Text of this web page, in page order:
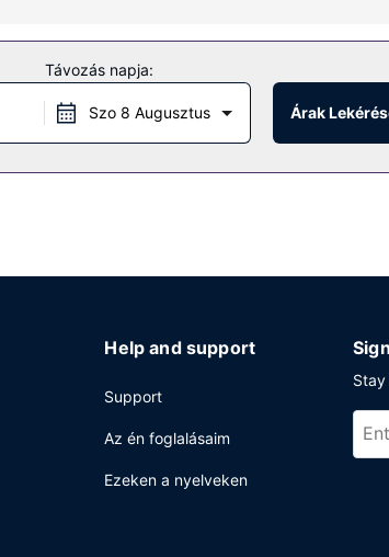
kilátásban. Ha viszont kicsit aktívabb
lehetőség. A hotel kiegészítő
foglalása.
rendelkezésére áll, de ha valaki a szobájában
Távozás napja:
Szo 8 Augusztus Árak
Help and support
Support
Az én foglalásaim
Ezeken a nyelveken